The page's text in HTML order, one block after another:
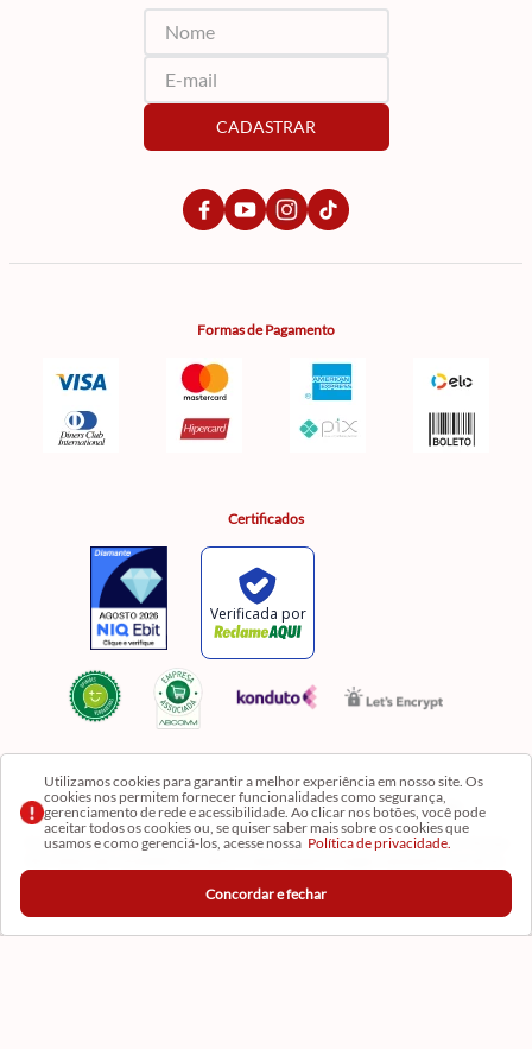
Utilizamos cookies para garantir a melhor experiência em nosso site. Os
cookies nos permitem fornecer funcionalidades como segurança,
gerenciamento de rede e acessibilidade. Ao clicar nos botões, você pode
aceitar todos os cookies ou, se quiser saber mais sobre os cookies que
usamos e como gerenciá-los, acesse nossa Política de privacidade.
Concordar e fechar
CADASTRAR
Formas de Pagamento
Certificados
Razão Social: Comercial Luzia Meire de Gêneros Alimentícios LTDA | CNPJ:
08.991.182/0001-11
Os preços, produtos e quantidades da Loja Virtual não se aplicam aos da Loja Física. Na Loja